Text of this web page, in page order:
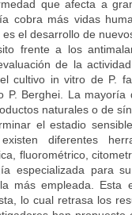
que afecta a
cobra más vidas
el desarrollo de
frente a los
de la
cultivo in vitro de P.
P. Berghei. La
naturales o de
el estadio
diferentes
fluorométrico,
especializada para
más empleada.
lo cual retrasa los